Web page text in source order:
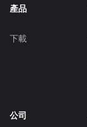
產品
下載
公司